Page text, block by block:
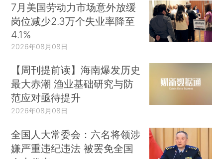
7月美国劳动力市场意外放缓
岗位减少2.3万个失业率降至
4.1%
2026年08月08日
【周刊提前读】海南爆发历史
最大赤潮 渔业基础研究与防
范应对亟待提升
2026年08月08日
全国人大常委会：六名将领涉
嫌严重违纪违法 被罢免全国